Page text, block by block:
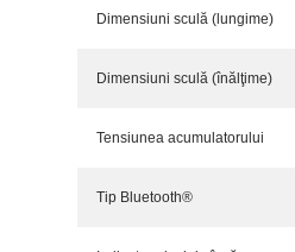
Dimensiuni sculă (lungime)
Dimensiuni sculă (înălţime)
Tensiunea acumulatorului
Tip Bluetooth®